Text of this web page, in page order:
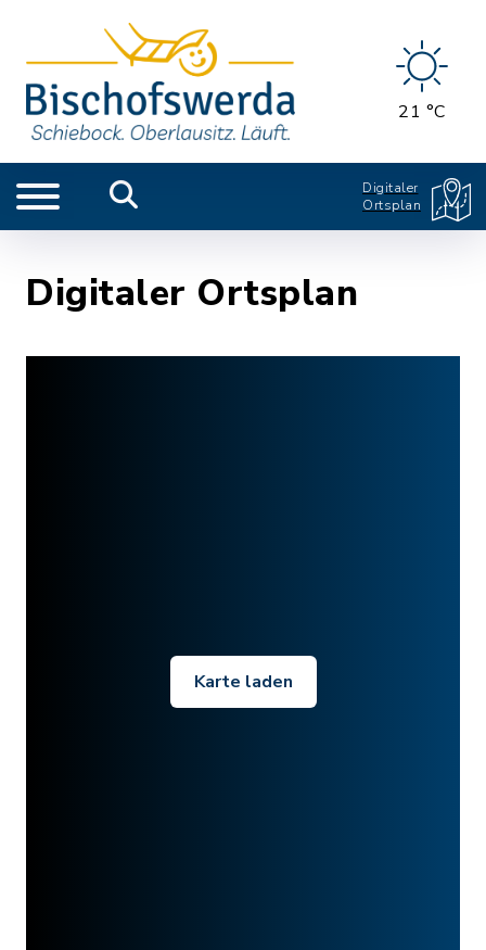
21 °C
Digitaler
Ortsplan
Digitaler Ortsplan
Karte laden